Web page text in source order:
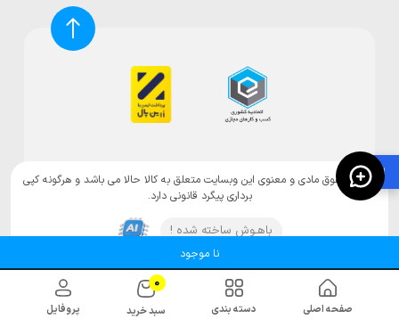
🛍️
صفحه اصلی دسته بندی
0
سبد خرید پروفایل
تمامی حقوق مادی و معنوی این وبسایت متعلق به کالا حالا می باشد و هرگونه کپی
برداری پیگرد قانونی دارد.
باهـوش ساخته شده !
نا موجود